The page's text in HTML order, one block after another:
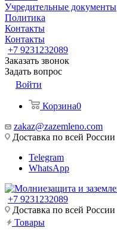
Учредительные документы
Политика
Контакты
Контакты
+7 9231232089
Заказать звонок
Задать вопрос
Войти
Корзина0
zakaz@zazemleno.com
Доставка по всей России
Telegram
WhatsApp
+7 9231232089
Доставка по всей России
Товары